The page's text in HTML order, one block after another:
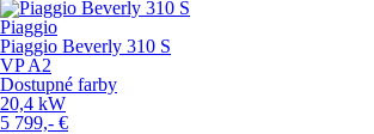
Piaggio
Piaggio Beverly 310 S
VPA2
Dostupné farby
20,4 kW
5 799,- €